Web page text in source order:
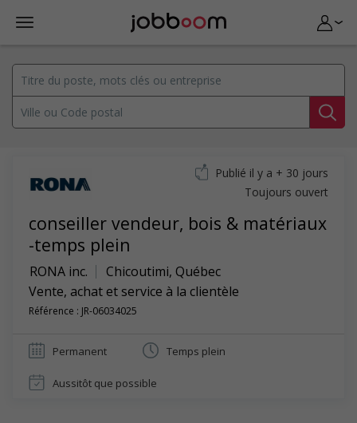
conseiller vendeur, bois & matériaux
-temps plein
RONA inc. Chicoutimi, Québec
Vente, achat et service à la clientèle
Référence : JR-06034025
Publié il y a + 30 jours
Toujours ouvert
Permanent Temps plein
Aussitôt que possible